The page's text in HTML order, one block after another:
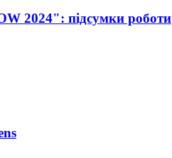
2024": підсумки роботи